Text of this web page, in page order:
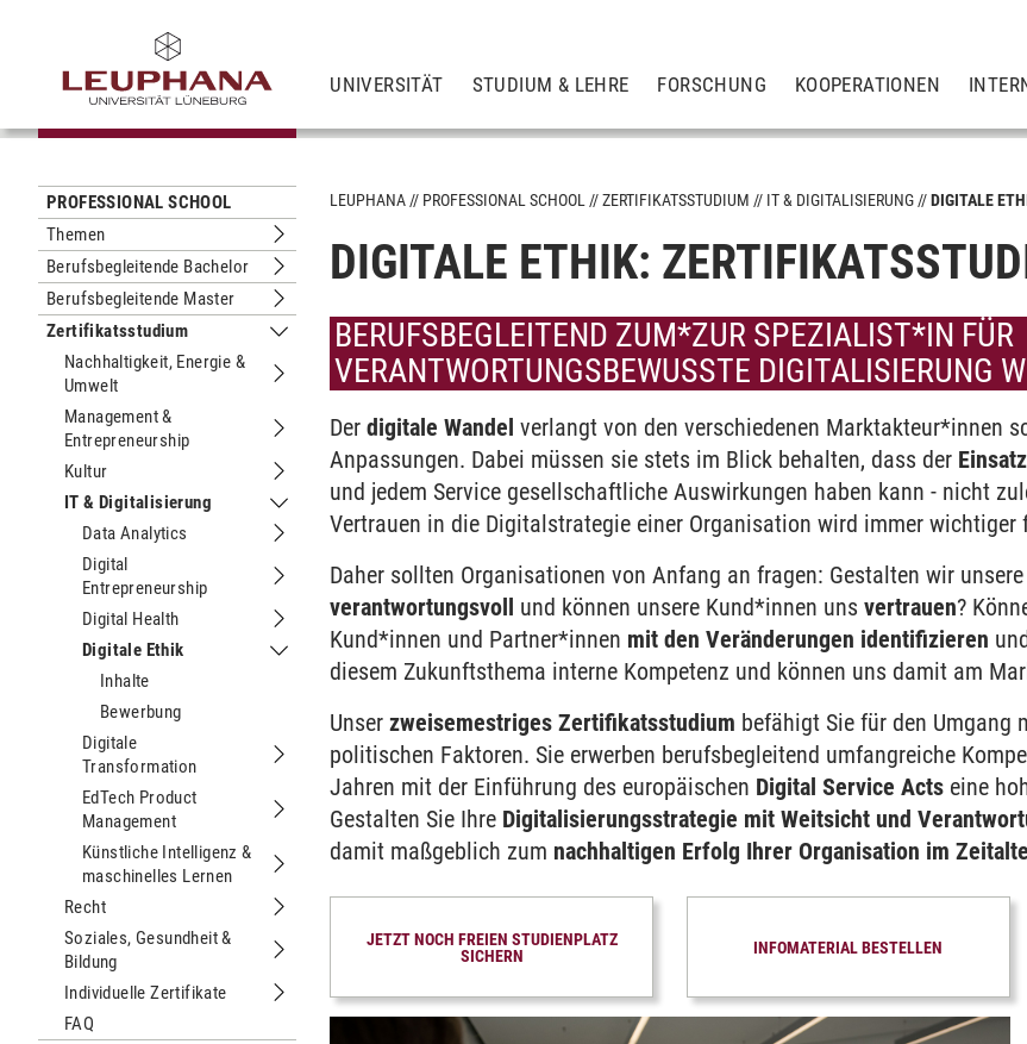
UNIVERSITÄT STUDIUM & LEHRE FORSCHUNG KOOPERATIONEN
PROFESSIONAL SCHOOL
Themen
Untermenu Themen
Berufsbegleitende Bachelor
Untermenu Berufsbegleitende Bachelor
Berufsbegleitende Master
Untermenu Berufsbegleitende Master
Zertifikatsstudium
Untermenu Zertifikatsstudium
Nachhaltigkeit, Energie &
Umwelt
Untermenu Nachhaltigkeit, Energie & Umwelt
Management &
Entrepreneurship
Untermenu Management & Entrepreneurship
Kultur
Untermenu Kultur
IT & Digitalisierung
Untermenu IT & Digitalisierung
Data Analytics
Untermenu Data Analytics
Digital
Entrepreneurship
Untermenu Digital Entrepreneurship
Digital Health
Untermenu Digital Health
Digitale Ethik
Untermenu Digitale Ethik
Inhalte
Bewerbung
Digitale
Transformation
Untermenu Digitale Transformation
EdTech Product
Management
Untermenu EdTech Product Management
Künstliche Intelligenz &
maschinelles Lernen
Untermenu Künstliche Intelligenz & maschinelles Lernen
Recht
Untermenu Recht
Soziales, Gesundheit &
Bildung
Untermenu Soziales, Gesundheit & Bildung
Individuelle Zertifikate
Untermenu Individuelle Zertifikate
FAQ
LEUPHANA PROFESSIONAL SCHOOL ZERTIFIKATSSTUDIUM IT & DIGITALISIERUNG DIGITALE
DIGITALE ETHIK:
BERUFSBEGLEITEND ZUM*ZUR SPEZIALIST*IN FÜR
VERANTWORTUNGSBEWUSSTE DIGITALISIERUNG
Derdigitale Wandelverlangt von den verschiedenen Marktakteur*innen
Anpassungen. Dabei müssen sie stets im Blick behalten, dass der
und jedem Service gesellschaftliche Auswirkungen haben kann - nicht
Vertrauen in die Digitalstrategie einer Organisation wird immer wichtiger
Daher sollten Organisationen von Anfang an fragen: Gestalten wir unsere
verantwortungsvoll und können unsere Kund*innen unsvertrauen?
Kund*innen und Partner*innen mit den Veränderungen identifizieren
diesem Zukunftsthema interne Kompetenz und können uns damit am
Unserzweisemestriges Zertifikatsstudium befähigt Sie für den Umgang
politischen Faktoren. Sie erwerben berufsbegleitend umfangreiche
Jahren mit der Einführung des europäischen Digital Service Acts eine
Gestalten Sie Ihre Digitalisierungsstrategie mit Weitsicht und
damit maßgeblich zum nachhaltigen Erfolg Ihrer Organisation im
JETZT NOCH FREIEN STUDIENPLATZ
SICHERN
INFOMATERIAL BESTELLEN